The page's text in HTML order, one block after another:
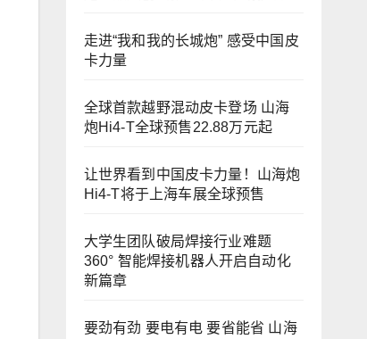
走进“我和我的长城炮” 感受中国皮
卡力量
全球首款越野混动皮卡登场 山海
炮Hi4-T全球预售22.88万元起
让世界看到中国皮卡力量！山海炮
Hi4-T将于上海车展全球预售
大学生团队破局焊接行业难题
360° 智能焊接机器人开启自动化
新篇章
要劲有劲 要电有电 要省能省 山海